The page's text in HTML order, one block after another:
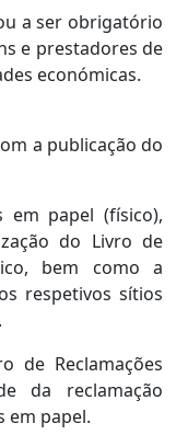
a ser obrigatório
e prestadores de
económicas.
a publicação do
papel (físico),
do Livro de
bem como a
respetivos sítios
de Reclamações
da reclamação
em papel.